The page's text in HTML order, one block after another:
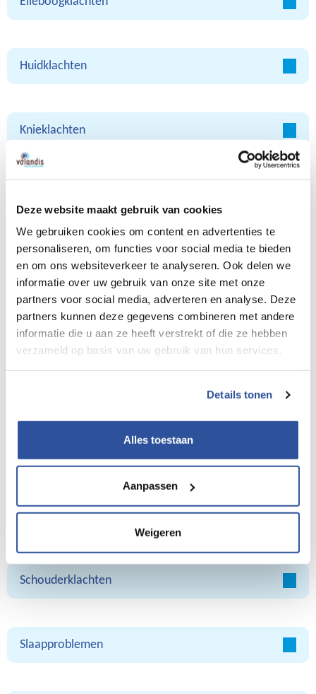
Deze website maakt gebruik van cookies
We gebruiken cookies om content en advertenties te
personaliseren, om functies voor social media te bieden
en om ons websiteverkeer te analyseren. Ook delen we
informatie over uw gebruik van onze site met onze
partners voor social media, adverteren en analyse. Deze
partners kunnen deze gegevens combineren met andere
informatie die u aan ze heeft verstrekt of die ze hebben
verzameld op basis van uw gebruik van hun services.
Details tonen
Alles toestaan
Aanpassen
Weigeren
Huidklachten
Knieklachten
Luchtwegklachten
Nekklachten
Rugklachten
Schouderklachten
Slaapproblemen